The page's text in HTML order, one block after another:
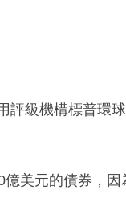
級機構標普環
美元的債券，